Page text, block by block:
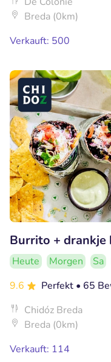
Breda (0km)
Verkauft: 500
Burrito + drankje
Heute Morgen Sa
9.6
Perfekt • 65
Chidóz Breda
Breda (0km)
Verkauft: 114